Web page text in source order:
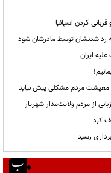
کردن اسپانیا
رد شدنشان توسط مادرشان شود
ایران
معیشت مردم مشکلی پیش نیاید
کرد